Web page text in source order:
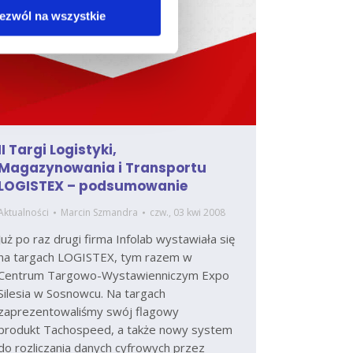
na wszystkie
Targi Logistyki,
i Transportu
– podsumowanie
Marcin Szmandra czw., 03 kwi 2008
po raz drugi firma Infolab wystawiała się
targach LOGISTEX, tym razem w
Targowo-Wystawienniczym Expo
w Sosnowcu. Na targach
swój flagowy
Tachospeed, a także nowy system
rozliczania danych cyfrowych przez